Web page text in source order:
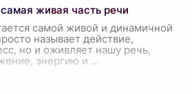
живая часть речи
самой живой и динамичной
называет действие,
но и оживляет нашу речь,
энергию и ...